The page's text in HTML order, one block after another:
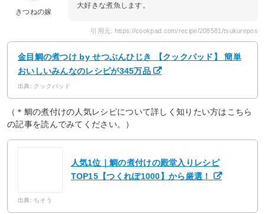
きつねの嫁
大好きな煮魚します。
引用元: https://cookpad.com/recipe/208581/tsukurepos
金目鯛の煮つけ by せつぶんひじき 【クックパッド】 簡単
おいしいみんなのレシピが345万品
出典: クックパッド
（＊鯛の煮付けの人気レシピについて詳しく知りたい方はこちら
の記事を読んでみてください。）
人気1位｜鯛の煮付けの殿堂入りレシピ
TOP15【つくれぽ1000】から厳選！
出典: ちそう